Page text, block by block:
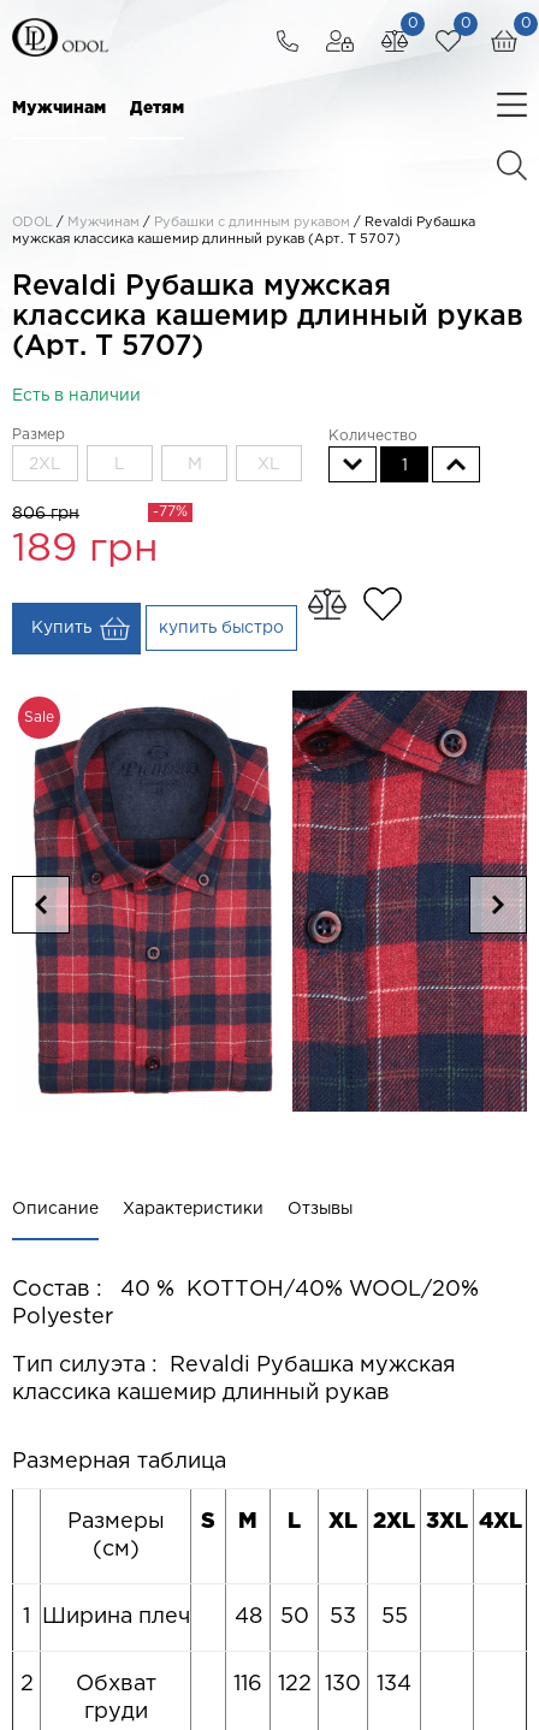
0
0
0
Мужчинам Детям
ODOL / Мужчинам / Рубашки с длинным рукавом / Revaldi Рубашка
мужская классика кашемир длинный рукав (Арт. T 5707)
Revaldi Рубашка мужская
классика кашемир длинный рукав
(Арт. T 5707)
Есть в наличии
Размер
2XL M XL
Количество
806 грн
189 грн
-77%
Купить купить быстро
Sale
Описание Характеристики Отзывы
Состав : 40 % КОТТОН/40% WOOL/20%
Polyester
Тип силуэта : Revaldi Рубашка мужская
классика кашемир длинный рукав
Размерная таблица
Размеры
(см)
S M L XL 2XL 3XL 4XL
Ширина плеч 48 50 53 55
2
Обхват
груди
116 122 130 134